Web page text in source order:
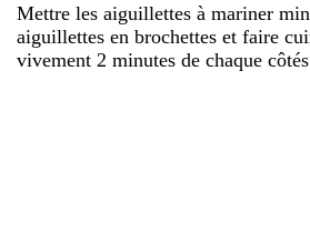
Mettre les aiguillettes à mariner
aiguillettes en brochettes et faire
vivement 2 minutes de chaque